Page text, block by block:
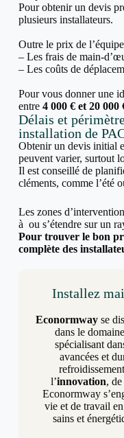
Pour obtenir un devis
plusieurs installateurs.
Outre le prix de
– Les frais de main-
– Les coûts de
Pour vous donner une
entre 4 000 € et 20 000
Délais et
installation de
Obtenir un devis initial
peuvent varier, surtout
Il est conseillé de
cléments, comme l’été
Les zones
à ou s’étendre sur un
Pour trouver le bon
complète des
Installez
Econormway se
dans le
spécialisant
avancées et
l’innovation,
Econormway
vie et de travail
sains et